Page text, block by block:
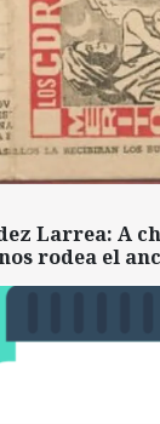
Larrea: A
rodea el